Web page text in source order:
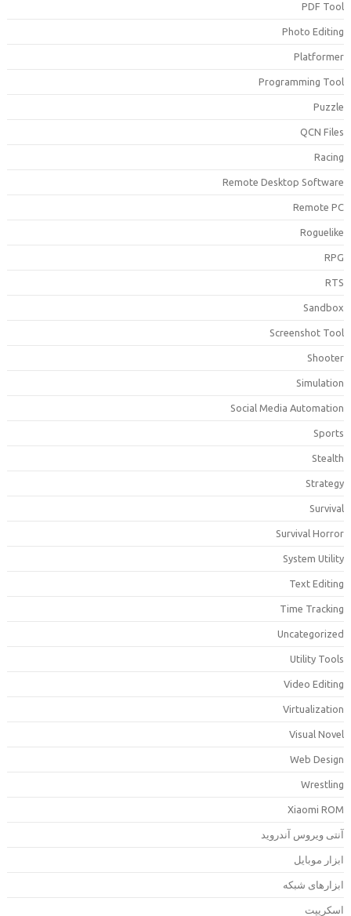
PDF
Photo
Programming
QCN
Remote Desktop
Remote
Screenshot
Social Media
Survival
System
Text
Time
Utility
Video
Visual
Web
Xiaomi
ویروس آندروید
موبایل
شبکه